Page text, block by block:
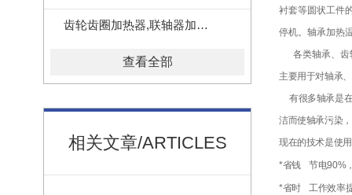
齿轮齿圈加热器,联轴器加热器
查看全部
相关文章/ARTICLES
衬套等圆状工件
停机。轴承加热
各类轴承、
主要用于对轴承
有很多轴承是
洁而使轴承污染
现在的技术是使
*省钱 节电90%
*省时 工作效率